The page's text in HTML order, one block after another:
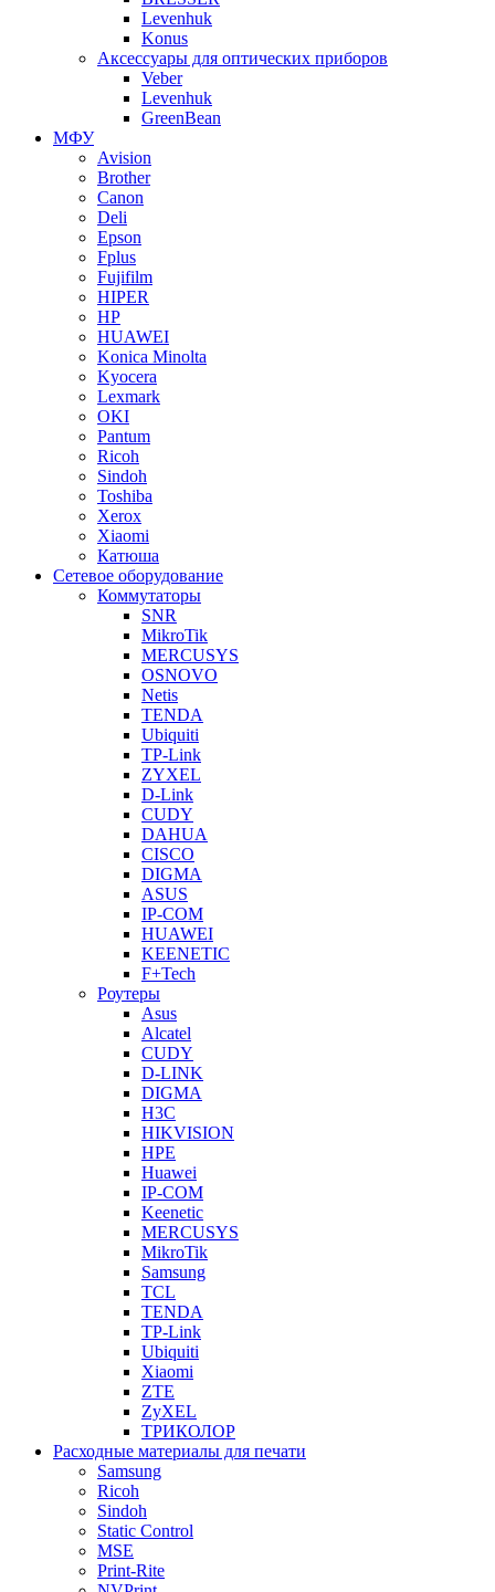
Levenhuk
Konus
Аксессуары для оптических приборов
Veber
Levenhuk
GreenBean
МФУ
Avision
Brother
Canon
Deli
Epson
Fplus
Fujifilm
HIPER
HP
HUAWEI
Konica Minolta
Kyocera
Lexmark
OKI
Pantum
Ricoh
Sindoh
Toshiba
Xerox
Xiaomi
Катюша
Сетевое оборудование
Коммутаторы
SNR
MikroTik
MERCUSYS
OSNOVO
Netis
TENDA
Ubiquiti
TP-Link
ZYXEL
D-Link
CUDY
DAHUA
CISCO
DIGMA
ASUS
IP-COM
HUAWEI
KEENETIC
F+Tech
Роутеры
Asus
Alcatel
CUDY
D-LINK
DIGMA
H3C
HIKVISION
HPE
Huawei
IP-COM
Keenetic
MERCUSYS
MikroTik
Samsung
TCL
TENDA
TP-Link
Ubiquiti
Xiaomi
ZTE
ZyXEL
ТРИКОЛОР
Расходные материалы для печати
Samsung
Ricoh
Sindoh
Static Control
MSE
Print-Rite